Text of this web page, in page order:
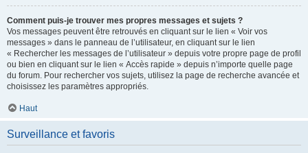
Comment puis-je trouver mes propres messages et sujets ?
Vos messages peuvent être retrouvés en cliquant sur le lien « Voir vos
messages » dans le panneau de l’utilisateur, en cliquant sur le lien
« Rechercher les messages de l’utilisateur » depuis votre propre page de profil
ou bien en cliquant sur le lien « Accès rapide » depuis n’importe quelle page
du forum. Pour rechercher vos sujets, utilisez la page de recherche avancée et
choisissez les paramètres appropriés.
Haut
Surveillance et favoris